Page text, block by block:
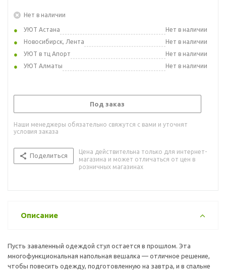
Нет в наличии
УЮТ Астана
Нет в наличии
Новосибирск, Лента
Нет в наличии
УЮТ в тц Апорт
Нет в наличии
УЮТ Алматы
Нет в наличии
Под заказ
Наши менеджеры обязательно свяжутся с вами и уточнят
условия заказа
Поделиться
Цена действительна только для интернет-
магазина и может отличаться от цен в
розничных магазинах
Описание
Пусть заваленный одеждой стул остается в прошлом. Эта
многофункциональная напольная вешалка — отличное решение,
чтобы повесить одежду, подготовленную на завтра, и в спальне